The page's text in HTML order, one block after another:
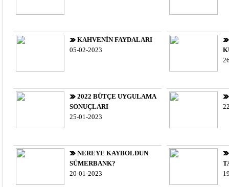
KAHVENİN FAYDALARI
05-02-2023
2022 BÜTÇE UYGULAMA
SONUÇLARI
25-01-2023
NEREYE KAYBOLDUN
SÜMERBANK?
20-01-2023